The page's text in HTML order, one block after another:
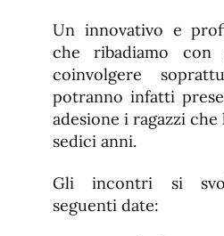
Un innovativo e
che ribadiamo con
coinvolgere
potranno infatti
adesione i ragazzi
sedici anni.
Gli incontri si
seguenti date: